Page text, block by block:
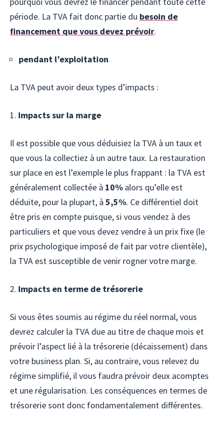
période. La TVA fait donc partie du besoin de
financement que vous devez prévoir.
pendant l’exploitation
La TVA peut avoir deux types d’impacts :
1. Impacts sur la marge
Il est possible que vous déduisiez la TVA à un taux et
que vous la collectiez à un autre taux. La restauration
sur place en est l’exemple le plus frappant : la TVA est
généralement collectée à 10% alors qu’elle est
déduite, pour la plupart, à 5,5%. Ce différentiel doit
être pris en compte puisque, si vous vendez à des
particuliers et que vous devez vendre à un prix fixe (le
prix psychologique imposé de fait par votre clientèle),
la TVA est susceptible de venir rogner votre marge.
2. Impacts en terme de trésorerie
Si vous êtes soumis au régime du réel normal, vous
devrez calculer la TVA due au titre de chaque mois et
prévoir l’aspect lié à la trésorerie (décaissement) dans
votre business plan. Si, au contraire, vous relevez du
régime simplifié, il vous faudra prévoir deux acomptes
et une régularisation. Les conséquences en termes de
trésorerie sont donc fondamentalement différentes.